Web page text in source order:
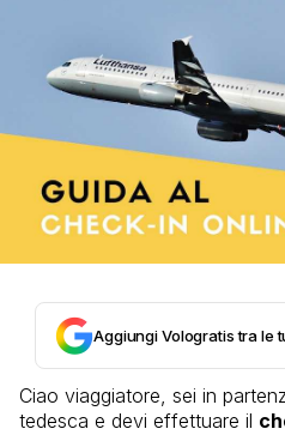
Aggiungi Vologratis tra le
Ciao viaggiatore, sei in
tedesca e devi effettuare il